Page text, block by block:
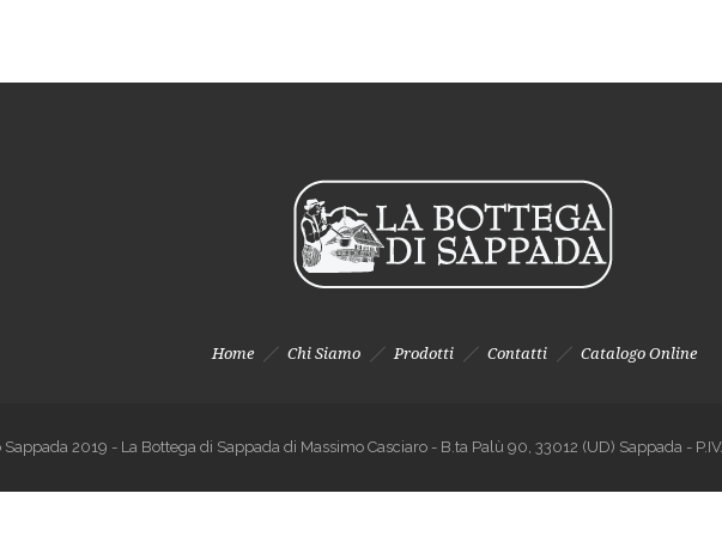
Home Chi Siamo Prodotti Contatti Catalogo Online
2019 - La Bottega di Sappada di Massimo Casciaro - B.ta Palù 90, 33012 (UD) Sappada -